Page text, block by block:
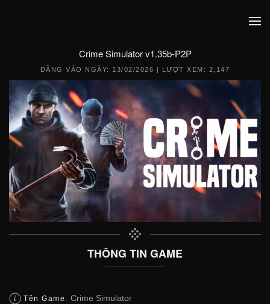
Crime Simulator v1.35b-P2P
ĐĂNG VÀO NGÀY: 13/02/2026 | LƯỢT XEM: 2,147
THÔNG TIN GAME
Tên Game: Crime Simulator